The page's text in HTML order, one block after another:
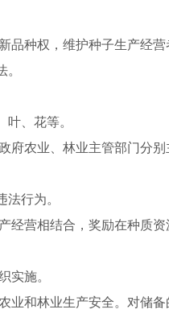
种权，维护种子生产经营
、花等。
府农业、林业主管部门分
行为。
经营相结合，奖励在种质
实施。
业和林业生产安全。对储